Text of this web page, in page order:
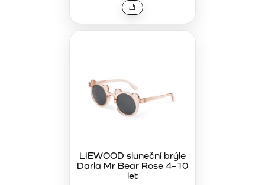
přináší bezpečnost, styl i dlouhou životnost produktu.
Ideální řešení pro rodiče, kteří chtějí investovat do kvality
bez kompromisů.
LIEWOOD sluneční brýle
Darla Mr Bear Rose 4–10
let